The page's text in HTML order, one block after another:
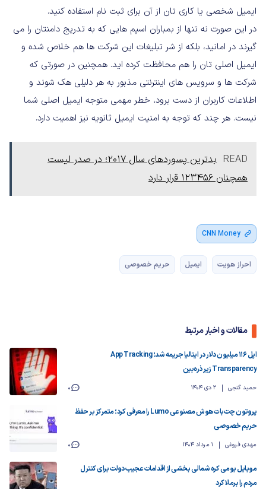
ایمیل شخصی یا کاری تان از آن برای ثبت نام استفاده کنید.
در این صورت نه تنها از بمباران اسپم هایی که به تدریج دامنتان را می
گیرند در امانید، بلکه از شر تبلیغات این شرکت ها هم خلاص شده و
ایمیل اصلی تان را هم محافظت کرده اید. همچنین در صورتی که
شرکت ها و سرویس های اینترنتی مذبور به هر دلیلی هک شوند و
اطلاعات کاربران از دست برود، خطر مهمی متوجه ایمیل اصلی شما
نیست. هر چند که توجه به امنیت ایمیل ثانویه نیز اهمیت دارد.
READ
بدترین پسوردهای سال 2017؛ در صدر لیست
همچنان 123456 قرار دارد
CNN Money
احراز هویت ایمیل حریم خصوصی
مقالات و اخبار مرتبط
اپل ۱۱۶ میلیون دلار در ایتالیا جریمه شد؛ App Tracking
Transparency زیر ذره‌بین
حمید گنجی 2 دی 1404 0
پروتون چت‌بات هوش مصنوعی Lumo را معرفی کرد؛ متمرکز بر حفظ
حریم خصوصی
مهدی فروغی 1 مرداد 1404 0
موبایل بومی کره شمالی بخشی از اقدامات عجیب دولت برای کنترل
مردم را برملا کرد